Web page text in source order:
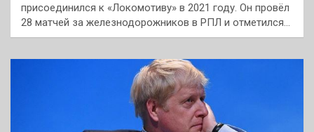
присоединился к «Локомотиву» в 2021 году. Он провёл
28 матчей за железнодорожников в РПЛ и отметился…